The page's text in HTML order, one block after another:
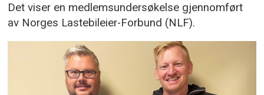
Det viser en medlemsundersøkelse gjennomført
av Norges Lastebileier-Forbund (NLF).